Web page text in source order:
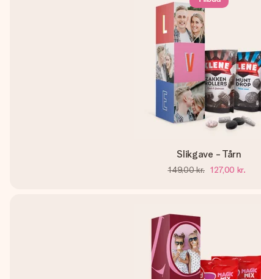
Slikgave - Tårn
149,00 kr. 127,00 kr.